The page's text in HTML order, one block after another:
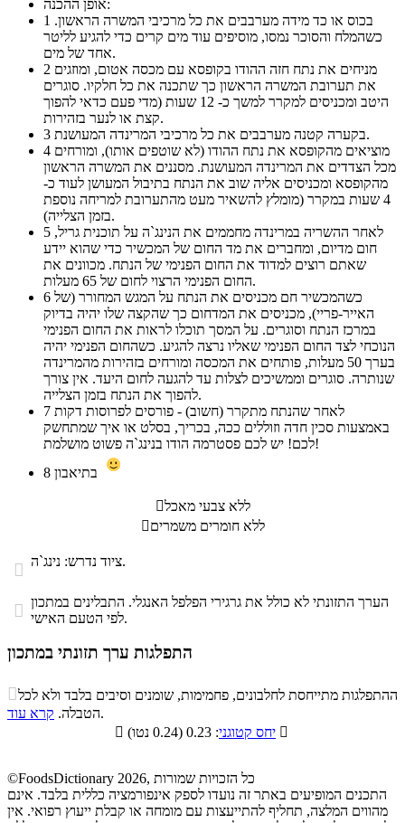
אופן ההכנה:
1
כשהמלח והסוכר נמסו, מוסיפים עוד מים קרים כדי להגיע לליטר
אחד של מים.
2
את תערובת המשרה הראשון כך שתכנה את כל חלקיו. סוגרים
היטב ומכניסים למקרר למשך כ- 12 שעות (מדי פעם כדאי להפוך
קצת או לנער בזהירות.
3
בקערה קטנה מערבבים את כל מרכיבי המרינדה המעושנת.
4
מכל הצדדים את המרינדה המעושנת. מסננים את המשרה הראשון
מהקופסא ומכניסים אליה שוב את הנתח בתיבול המעושן לעוד כ-
4 שעות במקרר (מומלץ להשאיר מעט מהתערובת למריחה נוספת
בזמן הצלייה).
5
חום מדיום, ומחברים את מד החום של המכשיר כדי שהוא יידע
שאתם רוצים למדוד את החום הפנימי של הנתח. מכוונים את
החום הפנימי הרצוי לחום של 65 מעלות.
6
האייר-פריי), מכניסים את המדחום כך שהקצה שלו יהיה בדיוק
במרכז הנתח וסוגרים. על המסך תוכלו לראות את החום הפנימי
הנוכחי לצד החום הפנימי שאליו נרצה להגיע. כשהחום הפנימי יהיה
בערך 50 מעלות, פותחים את המכסה ומורחים בזהירות מהמרינדה
שנותרה. סוגרים וממשיכים לצלות עד להגעה לחום היעד. אין צורך
להפוך את הנתח בזמן הצלייה.
7
באמצעות סכין חדה וזוללים ככה, בכריך, בסלט או איך שמתחשק
לכם! יש לכם פסטרמה הודו בנינג`ה פשוט מושלמת!
8
ללא צבעי מאכל
ללא חומרים משמרים
 ציוד נדרש: נינג`ה.
 הערך התזונתי לא כולל את גרגירי הפלפל האנגלי. התבלינים במתכון
לפי הטעם האישי.
התפלגות ערך תזונתי במתכון
התפלגות ערך תזונתי במתכון
סיבים
תזונתיים
שומנים חלבונים
69.1% 11.3%
ההתפלגות מתייחסת לחלבונים, פחמימות, שומנים וסיבים בלבד ולא לכל
הטבלה. קרא עוד
.

יחס קטוגני 
©FoodsDictionary 2026, כל הזכויות שמורות
התכנים המופיעים באתר זה נועדו לספק אינפורמציה כללית בלבד. אינם
מהווים המלצה, תחליף להתייעצות עם מומחה או קבלת ייעוץ רפואי. אין